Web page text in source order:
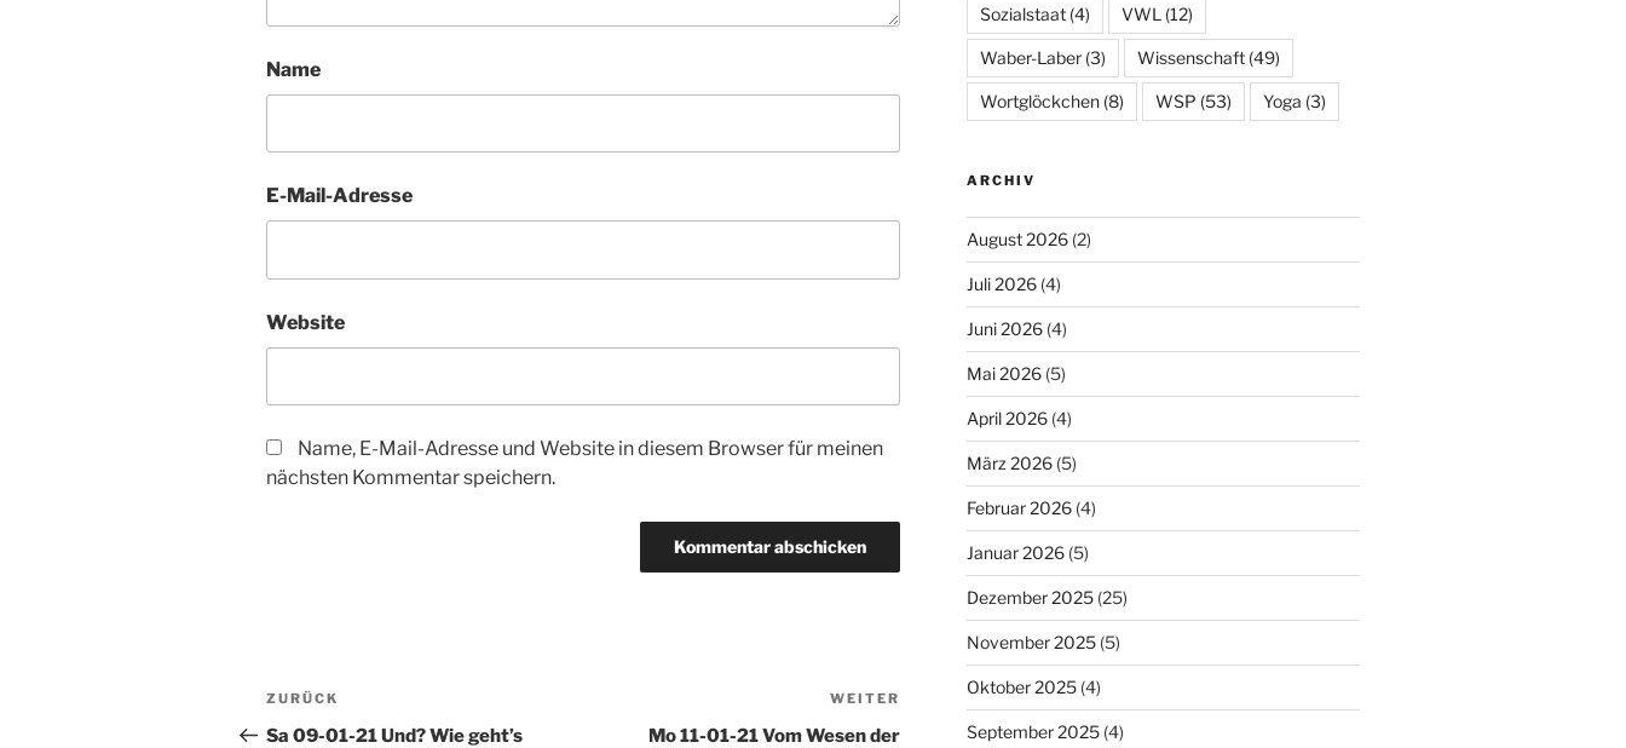
Name
E-Mail-Adresse
Website
Name, E-Mail-Adresse und Website in diesem Browser für meinen
nächsten Kommentar speichern.
Beitragsnavigation
Vorheriger
Beitrag
ZURÜCK
Sa 09-01-21 Und? Wie geht’s
Nächster
Beitrag
WEITER
Mo 11-01-21 Vom Wesen der
Sozialstaat(4) VWL (12)
Waber-Laber(3) Wissenschaft(49)
Wortglöckchen(8) WSP (53) Yoga (3)
ARCHIV
August 2026(2)
Juli 2026(4)
Juni 2026(4)
Mai 2026(5)
April 2026(4)
März 2026(5)
Februar 2026(4)
Januar 2026(5)
Dezember 2025(25)
November 2025(5)
Oktober 2025(4)
September 2025(4)